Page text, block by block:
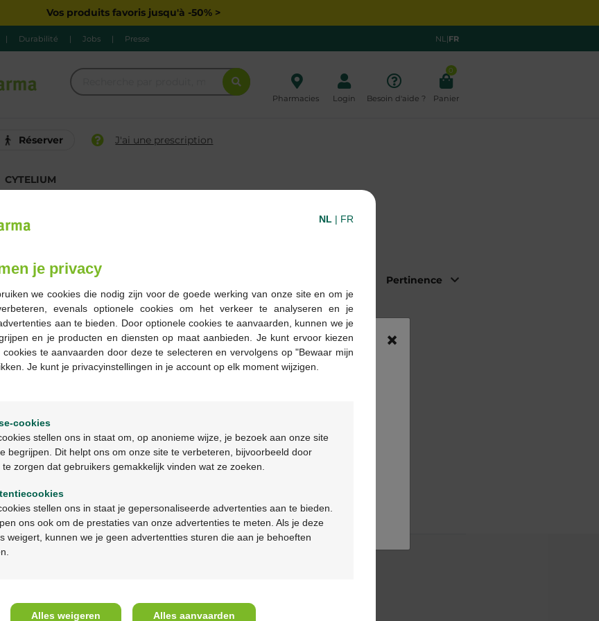
Vos produits favoris jusqu'à -50% >
| Durabilité | Jobs | Presse NL|FR
Pharmacies Login Besoin d'aide ?
0
Panier
Réserver J'ai une prescription
CYTELIUM
-32%*
€
18,90 €
cytelium spray
-32%*
12,79 €
18,90 €
Aderma cytelium lotion
×
Ga verder in het nederlands
NL | FR
je privacy
we cookies die nodig zijn voor de goede werking van onze site en om je
evenals optionele cookies om het verkeer te analyseren en je
aan te bieden. Door optionele cookies te aanvaarden, kunnen we je
en je producten en diensten op maat aanbieden. Je kunt ervoor kiezen
te aanvaarden door deze te selecteren en vervolgens op "Bewaar mijn
Je kunt je privacyinstellingen in je account op elk moment wijzigen.
cookies
stellen ons in staat om, op anonieme wijze, je bezoek aan onze site
begrijpen. Dit helpt ons om onze site te verbeteren, bijvoorbeeld door
zorgen dat gebruikers gemakkelijk vinden wat ze zoeken.
stellen ons in staat je gepersonaliseerde advertenties aan te bieden.
ons ook om de prestaties van onze advertenties te meten. Als je deze
weigert, kunnen we je geen advertentties sturen die aan je behoeften
Alles weigeren Alles aanvaarden